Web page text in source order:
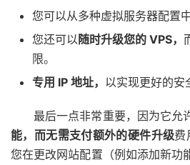
您可以从多种虚拟服务器配置
您还可以随时升级您的 VPS，
限。
专用 IP 地址， 以实现更好的安
最后一点非常重要，因为它允
能，而无需支付额外的硬件升级费
您在更改网站配置（例如添加新功